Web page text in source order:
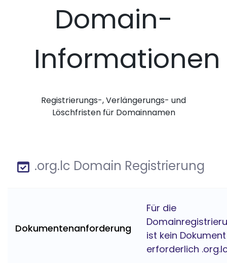
Domain-
Informationen
Registrierungs-, Verlängerungs- und
Löschfristen für Domainnamen
.org.lc Domain Registrierung
Dokumentenanforderung
Für die
ist kein Dokument
erforderlich